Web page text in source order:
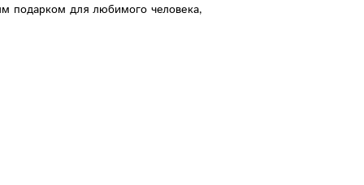
подарком для любимого человека,